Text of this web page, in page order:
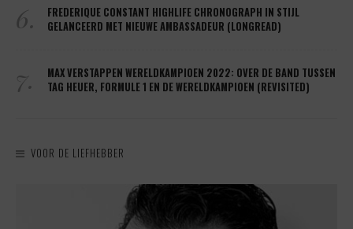
6.
FREDERIQUE CONSTANT HIGHLIFE CHRONOGRAPH IN STIJL
GELANCEERD MET NIEUWE AMBASSADEUR (LONGREAD)
7.
MAX VERSTAPPEN WERELDKAMPIOEN 2022: OVER DE BAND TUSSEN
TAG HEUER, FORMULE 1 EN DE WERELDKAMPIOEN (REVISITED)
VOOR DE LIEFHEBBER